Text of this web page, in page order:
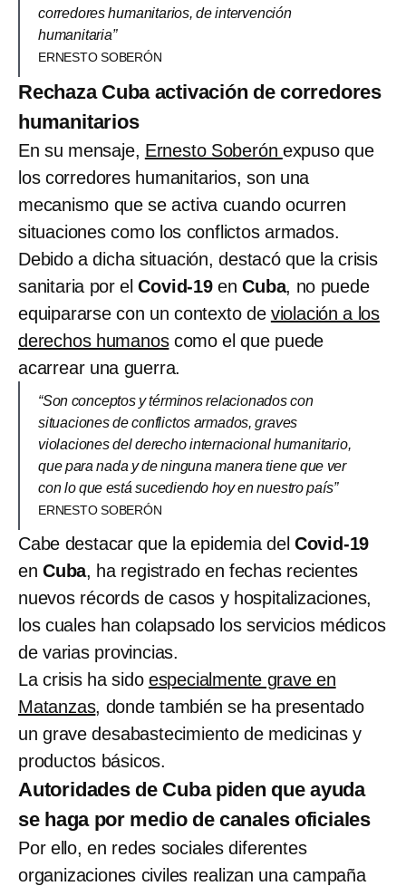
corredores humanitarios, de intervención
humanitaria”
ERNESTO SOBERÓN
Rechaza Cuba activación de corredores
humanitarios
En su mensaje, Ernesto Soberón expuso que
los corredores humanitarios, son una
mecanismo que se activa cuando ocurren
situaciones como los conflictos armados.
Debido a dicha situación, destacó que la crisis
sanitaria por elCovid-19enCuba, no puede
equipararse con un contexto de violación a los
derechos humanoscomo el que puede
acarrear una guerra.
“Son conceptos y términos relacionados con
situaciones de conflictos armados, graves
violaciones del derecho internacional humanitario,
que para nada y de ninguna manera tiene que ver
con lo que está sucediendo hoy en nuestro país”
ERNESTO SOBERÓN
Cabe destacar que la epidemia del Covid-19
en Cuba, ha registrado en fechas recientes
nuevos récords de casos y hospitalizaciones,
los cuales han colapsado los servicios médicos
de varias provincias.
La crisis ha sido especialmente grave en
Matanzas, donde también se ha presentado
un grave desabastecimiento de medicinas y
productos básicos.
Autoridades de Cuba piden que ayuda
se haga por medio de canales oficiales
Por ello, en redes sociales diferentes
organizaciones civiles realizan una campaña